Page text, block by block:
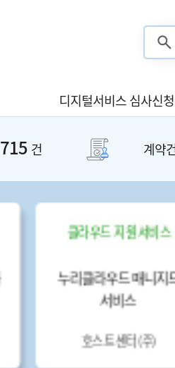
디지털서비스 심사신청
715 건 계약
클라우드 지원서비스
클라우드 지원서비스 매
니지드(패키지)
호스트웨이아이디씨(주)